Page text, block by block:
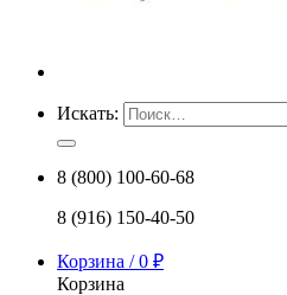
Искать:
8 (800) 100-60-68
8 (916) 150-40-50
Корзина /0 ₽
Корзина